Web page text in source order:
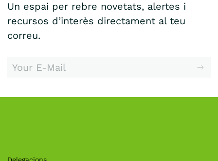
Un espai per rebre novetats, alertes i
recursos d’interès directament al teu
correu.